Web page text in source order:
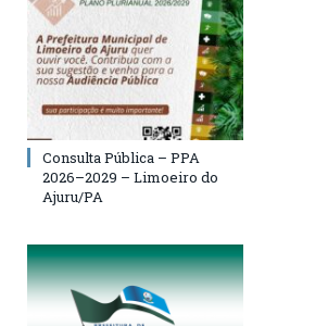
Consulta Pública – PPA
2026–2029 – Limoeiro do
Ajuru/PA